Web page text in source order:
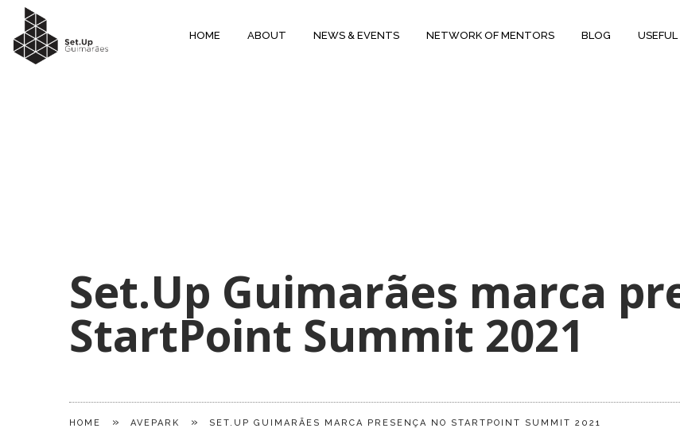
HOME ABOUT NEWS & EVENTS NETWORK OF MENTORS BLOG USEFUL
Set.Up Guimarães marca
StartPoint Summit 2021
HOME » AVEPARK » SET.UP GUIMARÃES MARCA PRESENÇA NO STARTPOINT SUMMIT 2021